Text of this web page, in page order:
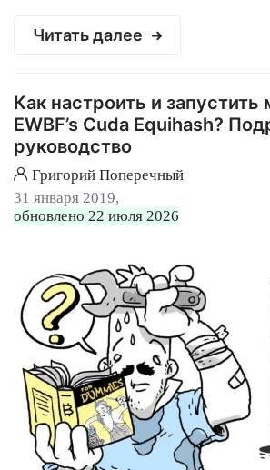
Читать далее
Как настроить и запустить
EWBF’s Cuda Equihash?
руководство
Григорий Поперечный
31 января 2019,
обновлено 22 июля 2026